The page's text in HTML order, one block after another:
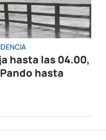
hasta las 04.00,
hasta